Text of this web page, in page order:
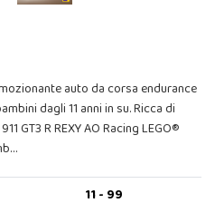
auto da corsa endurance
dagli 11 anni in su. Ricca di
GT3 R REXY AO Racing LEGO®
11 - 99